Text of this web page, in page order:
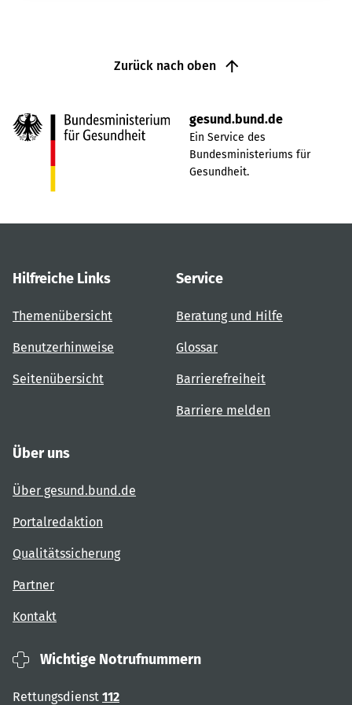
Zurück nach oben
gesund.bund.de
Ein Service des
Bundesministeriums für
Gesundheit.
Hilfreiche Links
Themenübersicht
Benutzerhinweise
Seitenübersicht
Service
Beratung und Hilfe
Glossar
Barrierefreiheit
Barriere melden
Über uns
Über gesund.bund.de
Portalredaktion
Qualitätssicherung
Partner
Kontakt
Wichtige Notrufnummern
Rettungsdienst 112